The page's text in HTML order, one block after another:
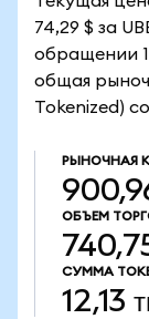
74,29 $ за
обращении
общая
Tokenized)
РЫНОЧНАЯ
ОБЪЕМ
СУММА
12,13